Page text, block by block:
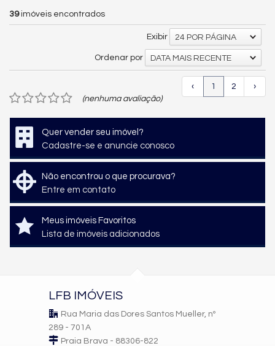
39imóveis encontrados
Exibir 24 POR PÁGINA
Ordenar por DATA MAIS RECENTE
‹ 1 2
›
(nenhuma avaliação)
Quer vender seu imóvel?
Cadastre-se e anuncie conosco
Não encontrou o que procurava?
Entre em contato
Meus imóveis Favoritos
Lista de imóveis adicionados
LFB IMÓVEIS
Rua Maria das Dores Santos Mueller, nº
289 - 701A
Praia Brava - 88306-822